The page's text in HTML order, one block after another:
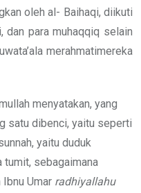
oleh al- Baihaqi, diikuti
dan para muhaqqiq selain
merahmatimereka
menyatakan, yang
satu dibenci, yaitu seperti
yaitu duduk
tumit, sebagaimana
Umar radhiyallahu